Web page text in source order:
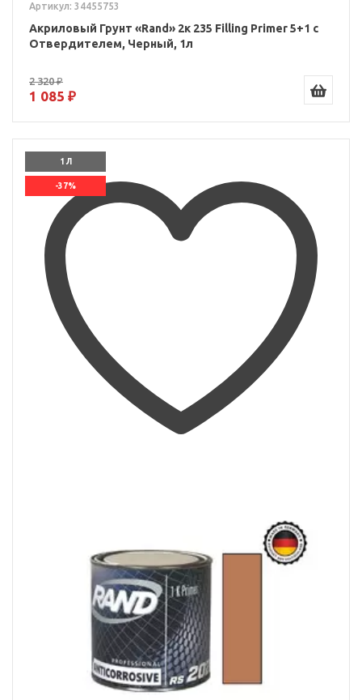
Артикул: 34455753
Акриловый Грунт «Rand» 2к 235 Filling Primer 5+1 с
Отвердителем, Черный, 1л
2 320 ₽
1 085 ₽
1 Л
-37%